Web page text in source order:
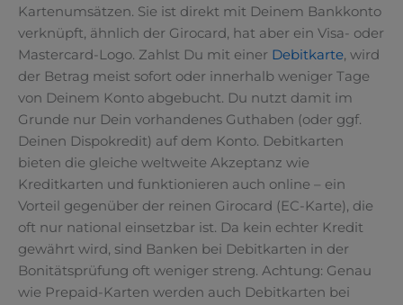
Kartenumsätzen. Sie ist direkt mit Deinem Bankkonto
verknüpft, ähnlich der Girocard, hat aber ein Visa- oder
Mastercard-Logo. Zahlst Du mit einer Debitkarte, wird
der Betrag meist sofort oder innerhalb weniger Tage
von Deinem Konto abgebucht. Du nutzt damit im
Grunde nur Dein vorhandenes Guthaben (oder ggf.
Deinen Dispokredit) auf dem Konto. Debitkarten
bieten die gleiche weltweite Akzeptanz wie
Kreditkarten und funktionieren auch online – ein
Vorteil gegenüber der reinen Girocard (EC-Karte), die
oft nur national einsetzbar ist. Da kein echter Kredit
gewährt wird, sind Banken bei Debitkarten in der
Bonitätsprüfung oft weniger streng. Achtung: Genau
wie Prepaid-Karten werden auch Debitkarten bei